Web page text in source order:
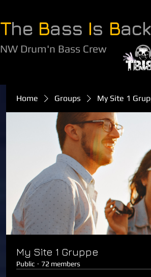
The Bass Is Back
NW Drum'n Bass Crew
Home Groups My Site 1
My Site 1 Gruppe
Public · 72 members